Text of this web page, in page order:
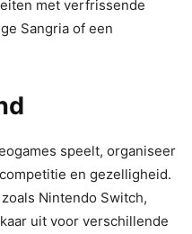
met verfrissende
Sangria of een
speelt, organiseer
en gezelligheid.
Nintendo Switch,
uit voor verschillende